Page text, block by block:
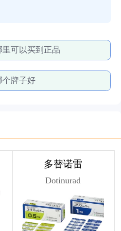
可以买到正品
个牌子好
多替诺雷
Dotinurad